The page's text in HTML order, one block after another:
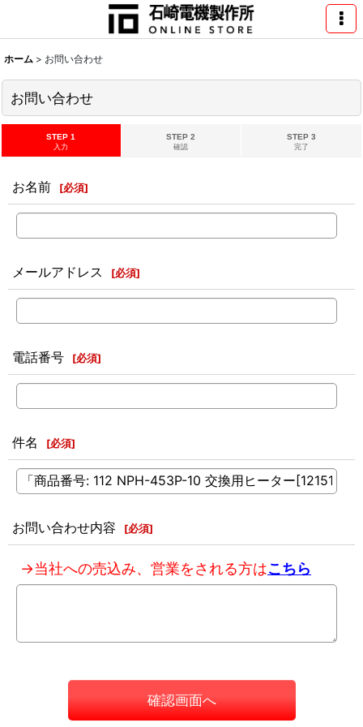
ホーム > お問い合わせ
お問い合わせ
STEP 1
入力
STEP 2
確認
STEP 3
完了
お名前 [必須]
メールアドレス [必須]
電話番号 [必須]
件名 [必須]
お問い合わせ内容 [必須]
→当社への売込み、営業をされる方はこちら
確認画面へ